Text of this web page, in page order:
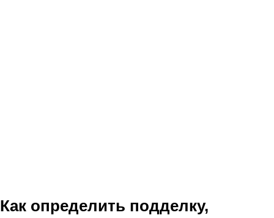
Как определить подделку,